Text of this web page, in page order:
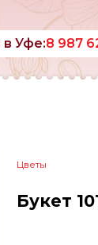
в Уфе:8 987
Цветы
Букет